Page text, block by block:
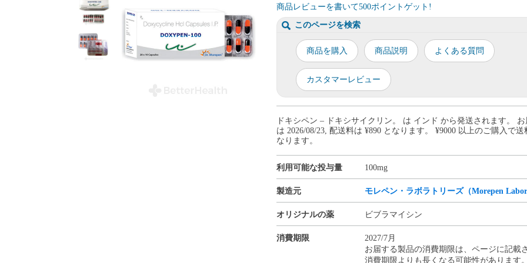
商品レビューを書いて500ポイントゲット!
このページを検索
商品を購入 商品説明 よくある質問
カスタマーレビュー
ドキシペン – ドキシサイクリン。 は インド から発送されます。
は 2026/08/23, 配送料は ¥890 となります。 ¥9000 以上のご購入で
なります。
利用可能な投与量 100mg
製造元 モレペン・ラボラトリーズ（Morepen
オリジナルの薬 ビブラマイシン
消費期限
2027/7月
お届する製品の消費期限は、ページに記載
消費期限よりも長くなる可能性があります